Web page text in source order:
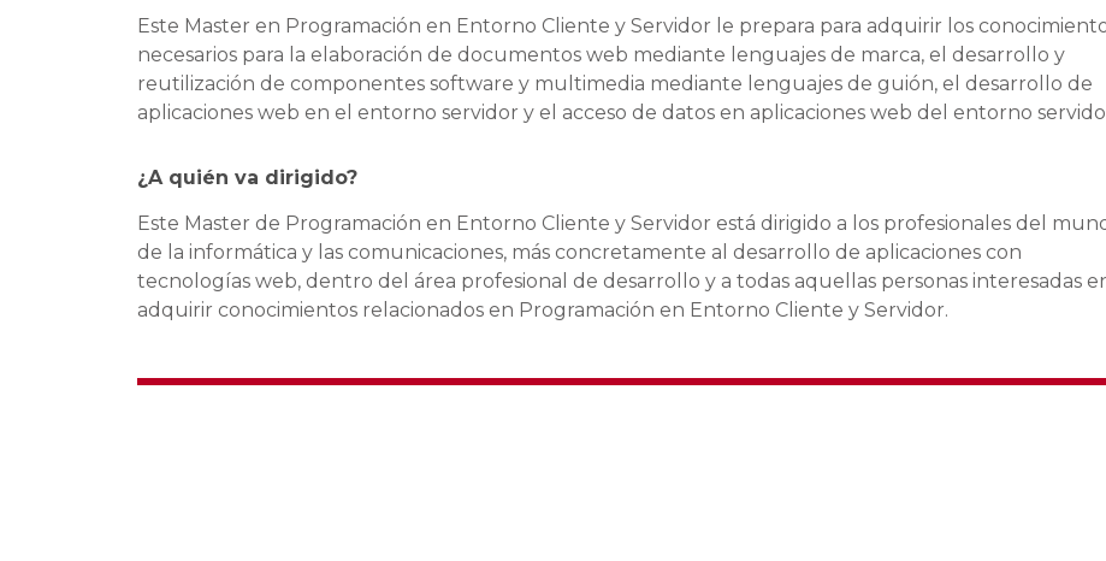
Este Master en Programación en Entorno Cliente y Servidor le prepara para adquirir los
necesarios para la elaboración de documentos web mediante lenguajes de marca, el desarrollo y
reutilización de componentes software y multimedia mediante lenguajes de guión, el desarrollo de
aplicaciones web en el entorno servidor y el acceso de datos en aplicaciones web del entorno
¿A quién va dirigido?
Este Master de Programación en Entorno Cliente y Servidor está dirigido a los profesionales del
de la informática y las comunicaciones, más concretamente al desarrollo de aplicaciones con
tecnologías web, dentro del área profesional de desarrollo y a todas aquellas personas interesadas
adquirir conocimientos relacionados en Programación en Entorno Cliente y Servidor.